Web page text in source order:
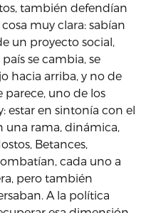
también defendían
muy clara: sabían
un proyecto social,
se cambia, se
hacia arriba, y no de
parece, uno de los
estar en sintonía con el
una rama, dinámica,
Betances,
cada uno a
pero también
A la política